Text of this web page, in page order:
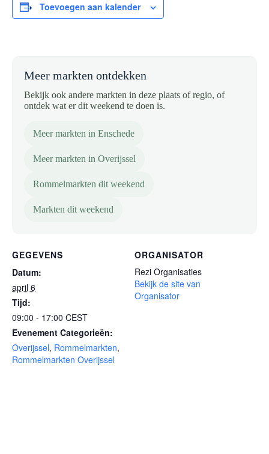
Toevoegen aan kalender
Meer markten ontdekken
Bekijk ook andere markten in deze plaats of regio, of
ontdek wat er dit weekend te doen is.
Meer markten in Enschede
Meer markten in Overijssel
Rommelmarkten dit weekend
Markten dit weekend
GEGEVENS
Datum:
april 6
Tijd:
09:00 - 17:00 CEST
Evenement Categorieën:
Overijssel, Rommelmarkten,
Rommelmarkten Overijssel
ORGANISATOR
Rezi Organisaties
Bekijk de site van
Organisator